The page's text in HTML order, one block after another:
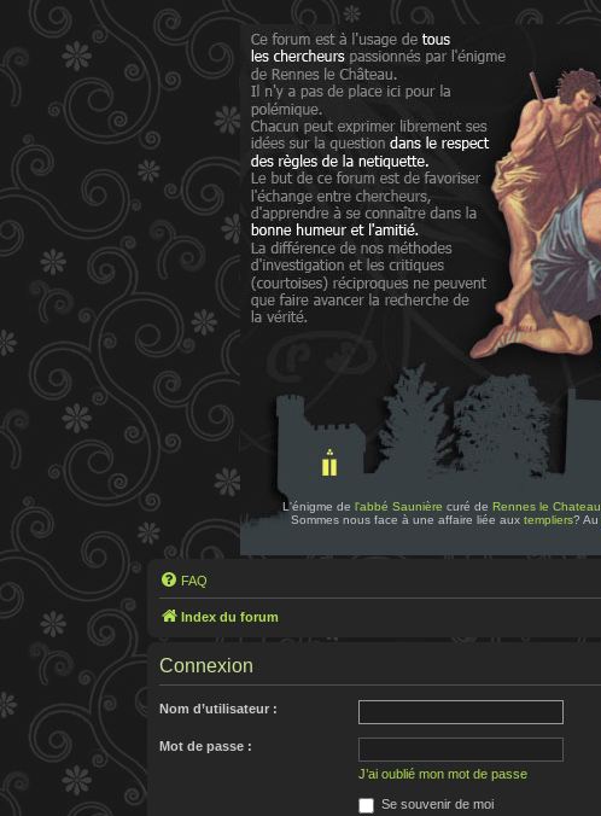
L'énigme de l'abbé Saunière curé de Rennes le Chateau
Sommes nous face à une affaire liée aux templiers? Au
FAQ
Index du forum
Connexion
Nom d’utilisateur :
Mot de passe :
J’ai oublié mon mot de passe
Se souvenir de moi